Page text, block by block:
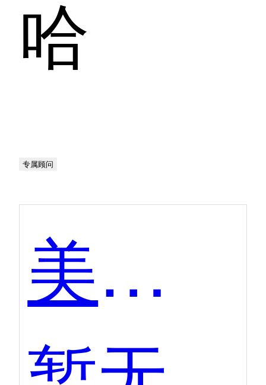
哈
专属顾问
美味不用等